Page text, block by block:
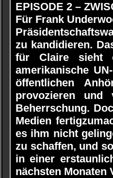
EPISODE 2 –
Für Frank
zu kandidieren.
für Claire sieht
amerikanische
öffentlichen
provozieren
Beherrschung.
Medien
es ihm nicht
zu schaffen, und
in einer
nächsten